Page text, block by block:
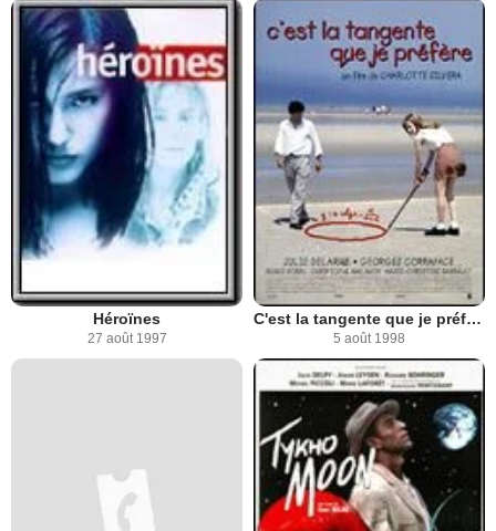
Héroïnes
27 août 1997
C'est la tangente que je préfère
5 août 1998